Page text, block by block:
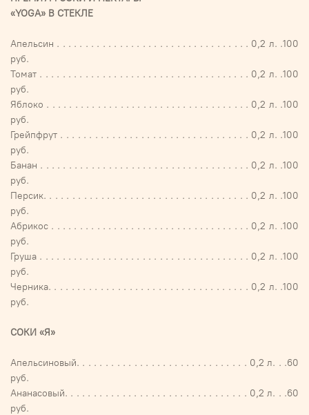
«YOGA» В СТЕКЛЕ
Апельсин . . . . . . . . . . . . . . . . . . . . . . . . . . . . . . . . . . 0,2 л. .100
руб.
Томат . . . . . . . . . . . . . . . . . . . . . . . . . . . . . . . . . . . . . 0,2 л. .100
руб.
Яблоко . . . . . . . . . . . . . . . . . . . . . . . . . . . . . . . . . . . . 0,2 л. .100
руб.
Грейпфрут . . . . . . . . . . . . . . . . . . . . . . . . . . . . . . . . . 0,2 л. .100
руб.
Банан . . . . . . . . . . . . . . . . . . . . . . . . . . . . . . . . . . . . . 0,2 л. .100
руб.
Персик. . . . . . . . . . . . . . . . . . . . . . . . . . . . . . . . . . . . 0,2 л. .100
руб.
Абрикос . . . . . . . . . . . . . . . . . . . . . . . . . . . . . . . . . . . 0,2 л. .100
руб.
Груша . . . . . . . . . . . . . . . . . . . . . . . . . . . . . . . . . . . . . 0,2 л. .100
руб.
Черника. . . . . . . . . . . . . . . . . . . . . . . . . . . . . . . . . . . 0,2 л. .100
руб.
СОКИ «Я»
Апельсиновый. . . . . . . . . . . . . . . . . . . . . . . . . . . . . . 0,2 л. . .60
руб.
Ананасовый. . . . . . . . . . . . . . . . . . . . . . . . . . . . . . . . 0,2 л. . .60
руб.